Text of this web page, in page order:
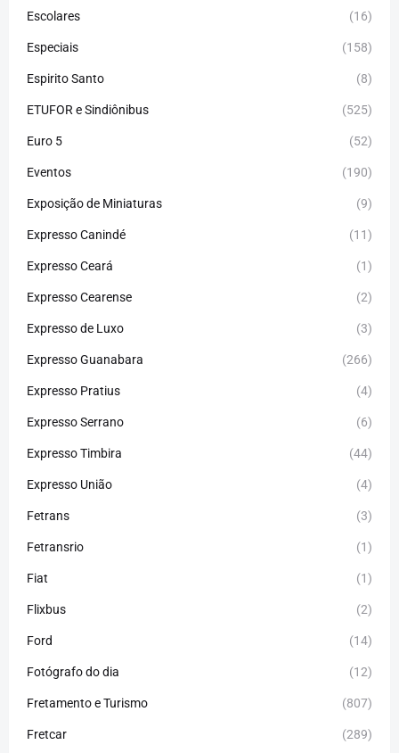
Escolares (16)
Especiais (158)
Espirito Santo (8)
ETUFOR e Sindiônibus (525)
Euro 5 (52)
Eventos (190)
Exposição de Miniaturas (9)
Expresso Canindé (11)
Expresso Ceará (1)
Expresso Cearense (2)
Expresso de Luxo (3)
Expresso Guanabara (266)
Expresso Pratius (4)
Expresso Serrano (6)
Expresso Timbira (44)
Expresso União (4)
Fetrans (3)
Fetransrio (1)
Fiat (1)
Flixbus (2)
Ford (14)
Fotógrafo do dia (12)
Fretamento e Turismo (807)
Fretcar (289)